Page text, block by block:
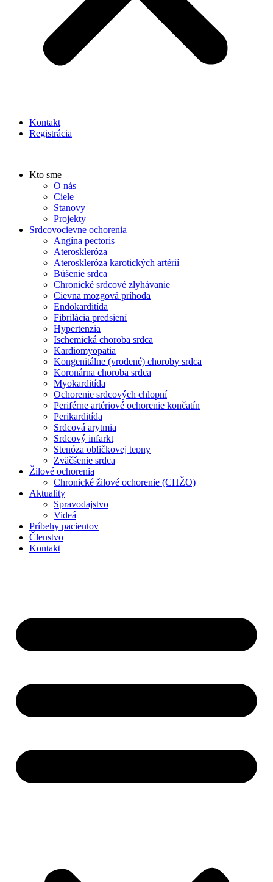
Kontakt
Registrácia
Kto sme
O nás
Ciele
Stanovy
Projekty
Srdcovocievne ochorenia
Angína pectoris
Ateroskleróza
Ateroskleróza karotických artérií
Búšenie srdca
Chronické srdcové zlyhávanie
Cievna mozgová príhoda
Endokarditída
Fibrilácia predsiení
Hypertenzia
Ischemická choroba srdca
Kardiomyopatia
Kongenitálne (vrodené) choroby srdca
Koronárna choroba srdca
Myokarditída
Ochorenie srdcových chlopní
Periférne artériové ochorenie končatín
Perikarditída
Srdcová arytmia
Srdcový infarkt
Stenóza obličkovej tepny
Zväčšenie srdca
Žilové ochorenia
Chronické žilové ochorenie (CHŽO)
Aktuality
Spravodajstvo
Videá
Príbehy pacientov
Členstvo
Kontakt